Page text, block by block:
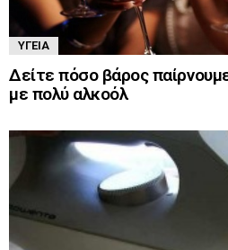
ΥΓΕΊΑ
Δείτε πόσο βάρος
με πολύ αλκοόλ